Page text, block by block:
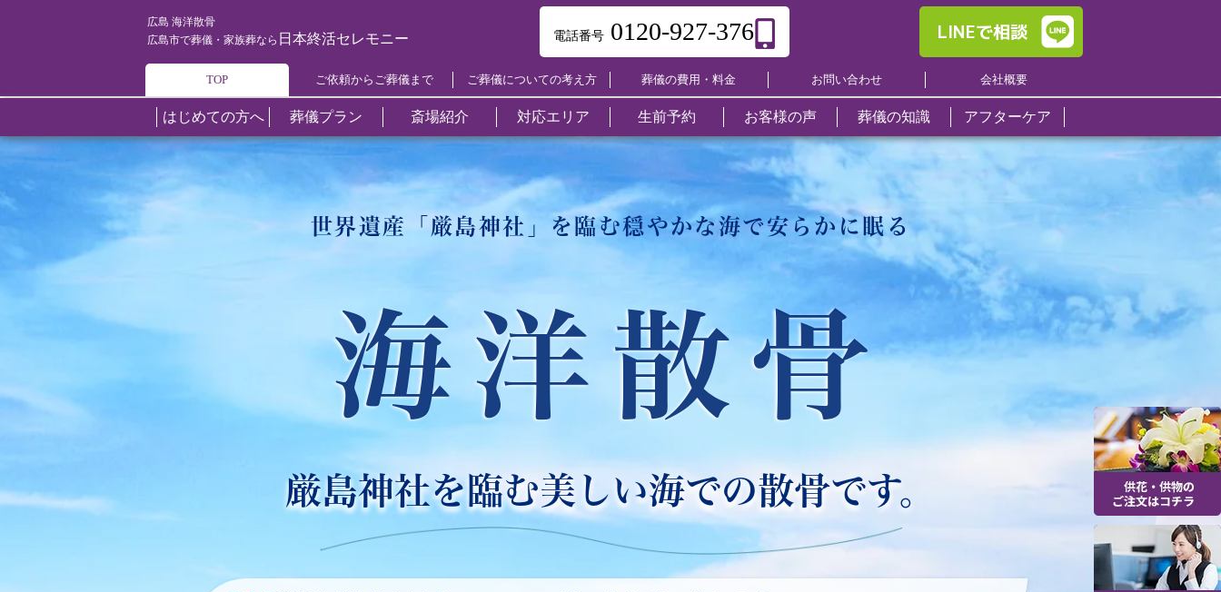
広島 海洋散骨
広島市で葬儀・家族葬なら 日本終活セレモニー 電話番号0120-927-376 LINEで相談
TOP ご依頼からご葬儀まで ご葬儀についての考え方 葬儀の費用・料金 お問い合わせ 会社概要
はじめての方へ
葬儀について ご葬儀について
よくある質問
葬儀の費用・料金
他社との違い
葬儀プラン
葬儀プラン 家族葬 自宅葬
キリスト葬
福祉葬（生活
オプション
日本終活セレモニー
エンバーミング
お問い合わせ
斎場紹介
舟入ホール 十日市ホール
東雲ホール
宇品ホール
本浦ホール 古江ホール
三篠ホール
西風館
三入ホール 深川ホール 可部ホール
やすらぎの杜
日本終活セレモニー
エンバーミング
お問い合わせ
対応エリア
エリアご紹介
東区
南区
西区
安芸区
呉市
竹原市
三原市
尾道市
府中市
安佐北区
大竹市
東広島市
廿日市市
安芸高田市
江田島市
海田町
熊野町
山県郡安芸太田町
山県郡北広島町
豊田郡大崎上島町
世羅郡世羅町
生前予約 お客様の声 葬儀の知識
葬儀の知識 葬儀のマナー 葬儀の知恵袋
日本終活セレモニー
エンバーミング
お問い合わせ
アフターケア
葬儀後のアフターケア 相続の手続き 不動産売却
墓仕舞い
仏壇仕舞い
法事・法要 納骨堂紹介
引っ越し
リフォーム
返礼品 仏壇・仏具
永代供養
事前相談
終活サポート
お一人暮らしの方へ
僧侶のご紹介
お料理
供花・供物注文
世界遺産「厳島神社」を臨む穏やかな海で安らかに眠る
海洋散骨
厳島神社を臨む美しい海での散骨です。